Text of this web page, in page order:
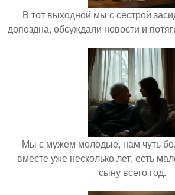
В тот выходной мы с сестрой
допоздна, обсуждали новости и
Мы с мужем молодые, нам чуть
вместе уже несколько лет, есть
сыну всего год.